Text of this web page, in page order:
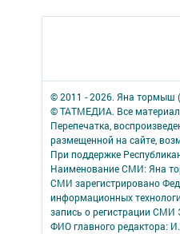
© 2011 - 2026. Яна тормыш
© ТАТМЕДИА. Все
Перепечатка,
размещенной на сайте,
При поддержке
Наименование СМИ: Яна
СМИ зарегистрировано
информационных
запись о регистрации
ФИО главного редактора: